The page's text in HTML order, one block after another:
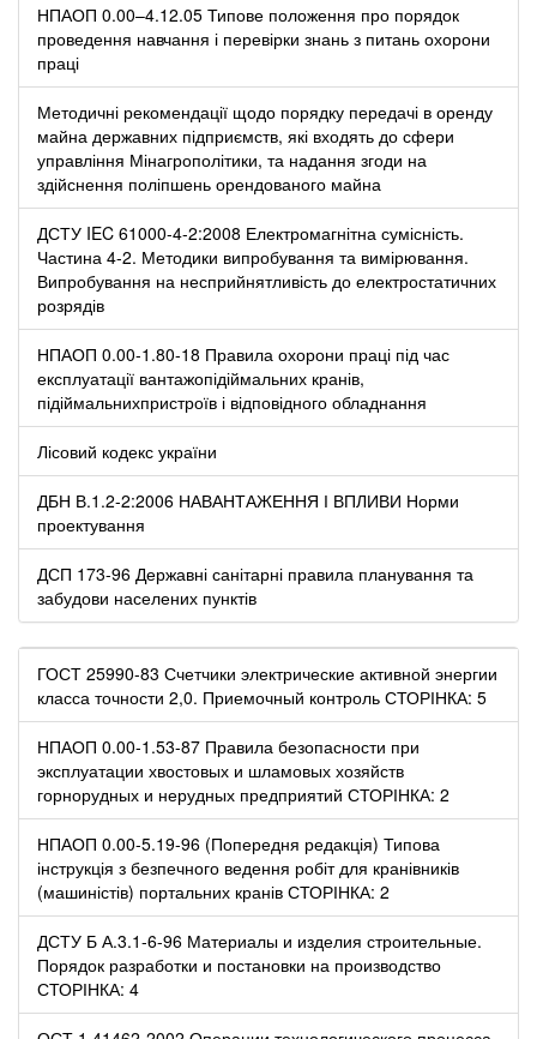
НПАОП 0.00–4.12.05 Типове положення про порядок
проведення навчання і перевірки знань з питань охорони
праці
Методичні рекомендації щодо порядку передачі в оренду
майна державних підприємств, які входять до сфери
управління Мінагрополітики, та надання згоди на
здійснення поліпшень орендованого майна
ДСТУ IEC 61000-4-2:2008 Електромагнітна сумісність.
Частина 4-2. Методики випробування та вимірювання.
Випробування на несприйнятливість до електростатичних
розрядів
НПАОП 0.00-1.80-18 Правила охорони праці під час
експлуатації вантажопідіймальних кранів,
підіймальнихпристроїв і відповідного обладнання
Лісовий кодекс україни
ДБН В.1.2-2:2006 НАВАНТАЖЕННЯ І ВПЛИВИ Норми
проектування
ДСП 173-96 Державні санітарні правила планування та
забудови населених пунктів
ГОСТ 25990-83 Счетчики электрические активной энергии
класса точности 2,0. Приемочный контроль СТОРІНКА: 5
НПАОП 0.00-1.53-87 Правила безопасности при
эксплуатации хвостовых и шламовых хозяйств
горнорудных и нерудных предприятий СТОРІНКА: 2
НПАОП 0.00-5.19-96 (Попередня редакція) Типова
інструкція з безпечного ведення робіт для кранівників
(машиністів) портальних кранів СТОРІНКА: 2
ДСТУ Б А.3.1-6-96 Материалы и изделия строительные.
Порядок разработки и постановки на производство
СТОРІНКА: 4